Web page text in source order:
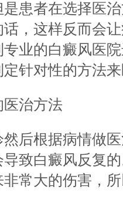
患者在选择医
，这样反而会
业的白癜风医
针对性的方法
治方法
根据病情做医
致白癜风反复
常大的伤害，